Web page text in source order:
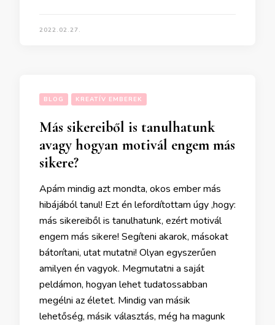
2022.02.27.
BLOG KREATÍV EMBEREK
Más sikereiből is tanulhatunk
avagy hogyan motivál engem más
sikere?
Apám mindig azt mondta, okos ember más
hibájából tanul! Ezt én lefordítottam úgy ,hogy:
más sikereiből is tanulhatunk, ezért motivál
engem más sikere! Segíteni akarok, másokat
bátorítani, utat mutatni! Olyan egyszerűen
amilyen én vagyok. Megmutatni a saját
peldámon, hogyan lehet tudatossabban
megélni az életet. Mindig van másik
lehetőség, másik választás, még ha magunk